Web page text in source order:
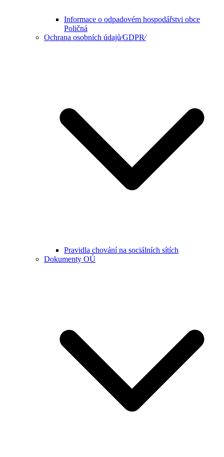
Informace o odpadovém hospodářstvi obce
Poličná
Ochrana osobních údajů⁄GDPR⁄
Pravidla chování na sociálních sítích
Dokumenty OÚ